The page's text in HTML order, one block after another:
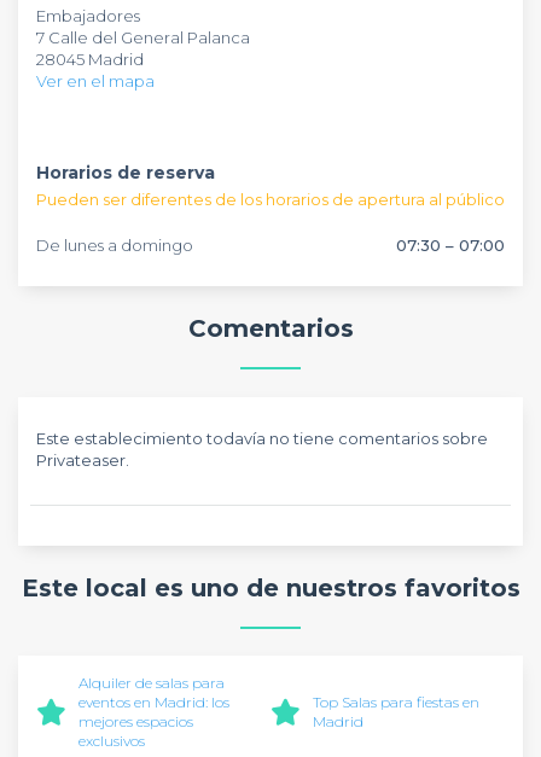
eventos corporativos
sala: showroom, talleres, exposiciones, performances,
proyección películas y cortos, ensayos, casting, firmas y
presentaciones de libros
Embajadores
7 Calle del General Palanca
28045 Madrid
Ver en el mapa
Horarios de reserva
Pueden ser diferentes de los horarios de apertura al público
De lunes a domingo 07:30 – 07:00
Comentarios
Este establecimiento todavía no tiene comentarios sobre
Privateaser.
Este local es uno de nuestros favoritos
Alquiler de salas para
eventos en Madrid: los
mejores espacios
exclusivos
Top Salas para fiestas en
Madrid